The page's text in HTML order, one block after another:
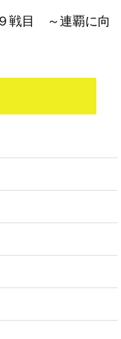
戦目 ～連覇に向